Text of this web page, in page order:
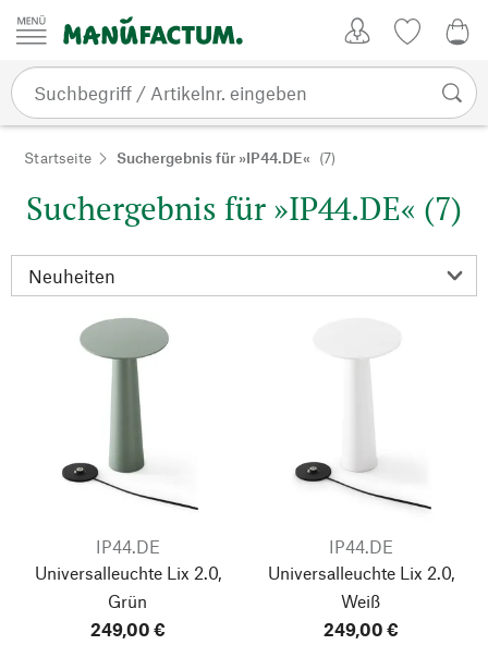
Zum Inhalt springen
Startseite Suchergebnis für »IP44.DE« (7)
Suchergebnis für »IP44.DE« (7)
IP44.DE
Universalleuchte Lix 2.0,
Grün
249,00 €
IP44.DE
Universalleuchte Lix 2.0,
Weiß
249,00 €